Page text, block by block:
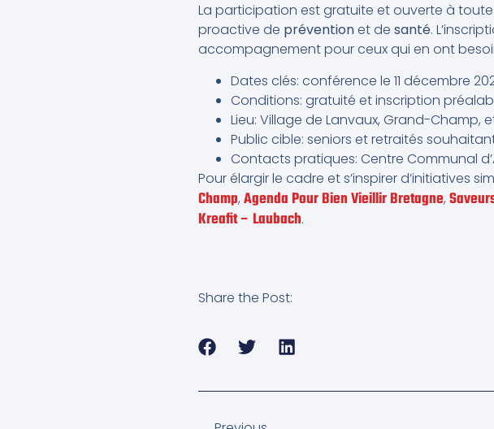
La participation est gratuite et ouverte à
proactive de préventionet de santé.
accompagnement pour ceux qui en ont
Dates clés: conférence le 11 décembre
Conditions: gratuité et inscription
Lieu: Village de Lanvaux, Grand-
Public cible: seniors et retraités
Contacts pratiques: Centre Communal
Pour élargir le cadre et s’inspirer d’initiatives
Champ, Agenda Pour Bien Vieillir Bretagne,
Kreafit – Laubach.
Share the Post: